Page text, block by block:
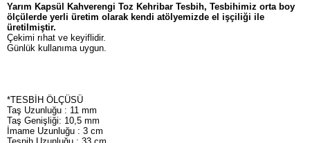
Yarım Kapsül Kahverengi Toz Kehribar Tesbih, Tesbihimiz orta boy
ölçülerde yerli üretim olarak kendi atölyemizde el işçiliği ile
üretilmiştir.
Çekimi rıhat ve keyiflidir.
Günlük kullanıma uygun.
*TESBİH ÖLÇÜSÜ
Taş Uzunluğu : 11 mm
Taş Genişliği: 10,5 mm
İmame Uzunluğu : 3 cm